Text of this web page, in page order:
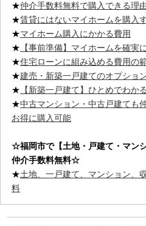
★仲介手数料無料で購入できる理
★賃貸にはないマイホームを購入
★マイホーム購入にかかる費用
★ 【事前準備】マイホームを確実
★住宅ローンに組み込める費用の
★建売・新築一戸建てのオプショ
★ 【新築一戸建て】ひとめでわか
★中古マンション・中古戸建ても
お得に購入可能
☆福岡市で【土地・戸建て・マン
仲介手数料無料☆
★土地、一戸建て、マンション、
料